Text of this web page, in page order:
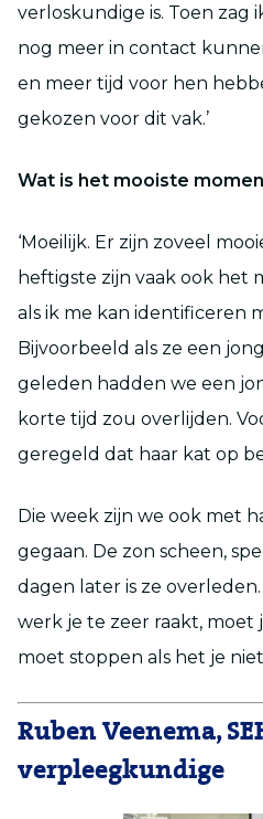
verloskundige is. Toen
nog meer in contact
en meer tijd voor hen
gekozen voor dit vak.’
Wat is het mooiste
‘Moeilijk. Er zijn zoveel
heftigste zijn vaak ook het
als ik me kan identificeren
Bijvoorbeeld als ze een
geleden hadden we een
korte tijd zou overlijden.
geregeld dat haar kat op
Die week zijn we ook met
gegaan. De zon scheen,
dagen later is ze
werk je te zeer raakt, moet
moet stoppen als het je
Ruben Veenema,
verpleegkundige